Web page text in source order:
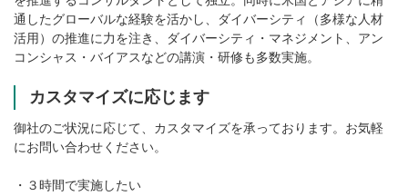
通したグローバルな経験を活かし、ダイバーシティ（多様な人材
活用）の推進に力を注き、ダイバーシティ・マネジメント、アン
コンシャス・バイアスなどの講演・研修も多数実施。
カスタマイズに応じます
御社のご状況に応じて、カスタマイズを承っております。お気軽
にお問い合わせください。
・３時間で実施したい